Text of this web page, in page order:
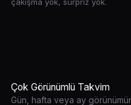
Çok Görünümlü Takvim
Gün, hafta veya ay